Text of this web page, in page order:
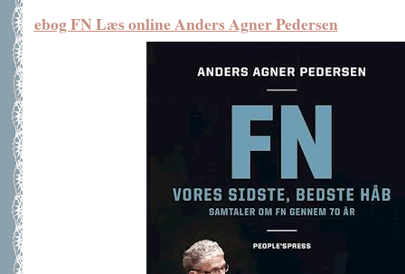
ebog FN Læs online Anders Agner Pedersen